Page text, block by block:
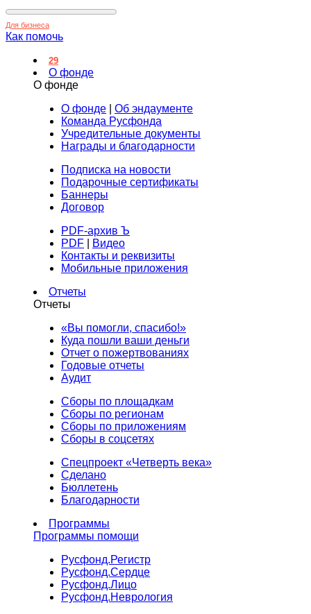
Для бизнеса
Как помочь
29
О фонде
О фонде
О фонде
Об эндаументе
Команда Русфонда
Учредительные документы
Награды и благодарности
Подписка на новости
Подарочные сертификаты
Баннеры
Договор
PDF-архив Ъ
PDF
Видео
Контакты и реквизиты
Мобильные приложения
Отчеты
Отчеты
«Вы помогли, спасибо!»
Куда пошли ваши деньги
Отчет о пожертвованиях
Годовые отчеты
Аудит
Сборы по площадкам
Сборы по регионам
Сборы по приложениям
Сборы в соцсетях
Спецпроект «Четверть века»
Сделано
Бюллетень
Благодарности
Программы
Программы помощи
Русфонд.Регистр
Русфонд.Сердце
Русфонд.Лицо
Русфонд.Неврология